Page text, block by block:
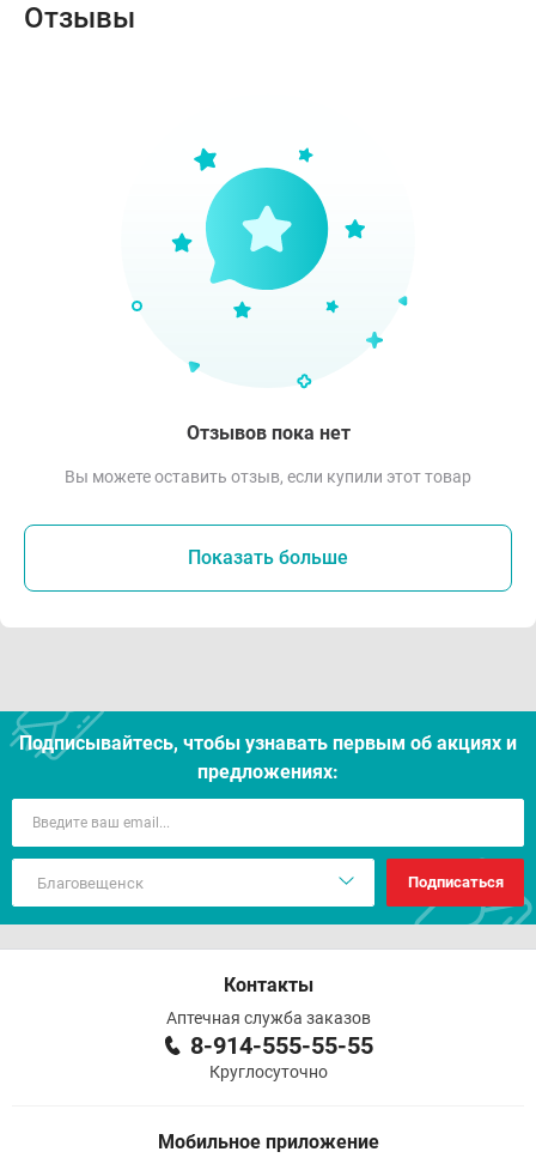
Отзывы
Отзывов пока нет
Вы можете оставить отзыв, если купили этот товар
Показать больше
Подписывайтесь, чтобы узнавать первым об акцияx и
предложениях:
Подписаться
Контакты
Аптечная служба заказов
8-914-555-55-55
Круглосуточно
Мобильное приложение